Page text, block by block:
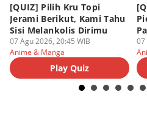
[QUIZ] Pilih Kru Topi
Jerami Berikut, Kami Tahu
Sisi Melankolis Dirimu
07 Agu 2026, 20:45 WIB
Anime & Manga
Play Quiz
07